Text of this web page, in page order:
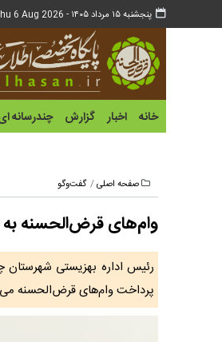
پنجشنبه ۱۵ مرداد ۱۴۰۵ - 6 Aug 2026
خانه اخبار گزارش چندرسانه
صفحه اصلی گفت‌وگو
وام‌های قرض‌الحسنه
رئیس اداره بهزیستی
پرداخت وام‌های قرض‌الحسنه